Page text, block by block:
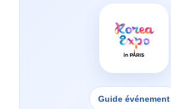
Guide événement